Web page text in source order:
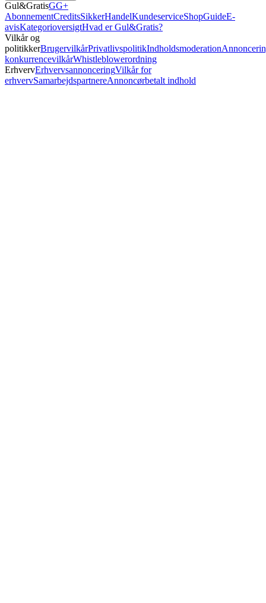
Gul&GratisGG+
AbonnementCreditsSikkerHandelKundeserviceShopGuideE-
avisKategorioversigtHvad er Gul&Gratis?
Vilkår og
politikkerBrugervilkårPrivatlivspolitikIndholdsmoderation
konkurrencevilkårWhistleblowerordning
ErhvervErhvervsannonceringVilkår for
erhvervSamarbejdspartnereAnnoncørbetalt indhold